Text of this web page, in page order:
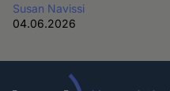
Susan Navissi
04.06.2026